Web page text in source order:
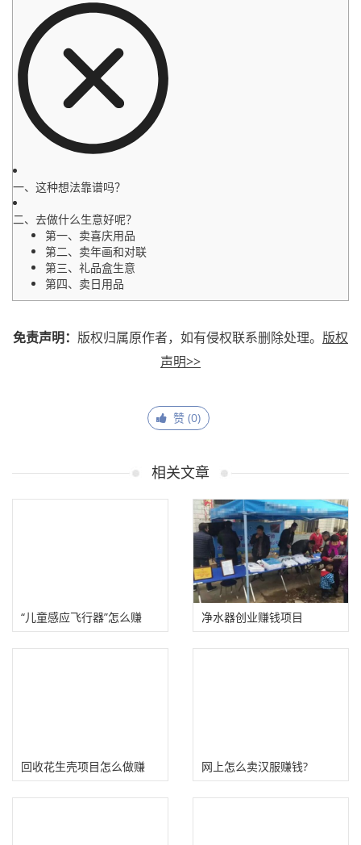
一、这种想法靠谱吗？
二、去做什么生意好呢？
第一、卖喜庆用品
第二、卖年画和对联
第三、礼品盒生意
第四、卖日用品
免责声明： 版权归属原作者，如有侵权联系删除处理。 版权
声明>>
赞 (0)
相关文章
“儿童感应飞行器”怎么赚
钱？创业不仅限于淘宝！
净水器创业赚钱项目
回收花生壳项目怎么做赚
钱？有利润空间！
网上怎么卖汉服赚钱?